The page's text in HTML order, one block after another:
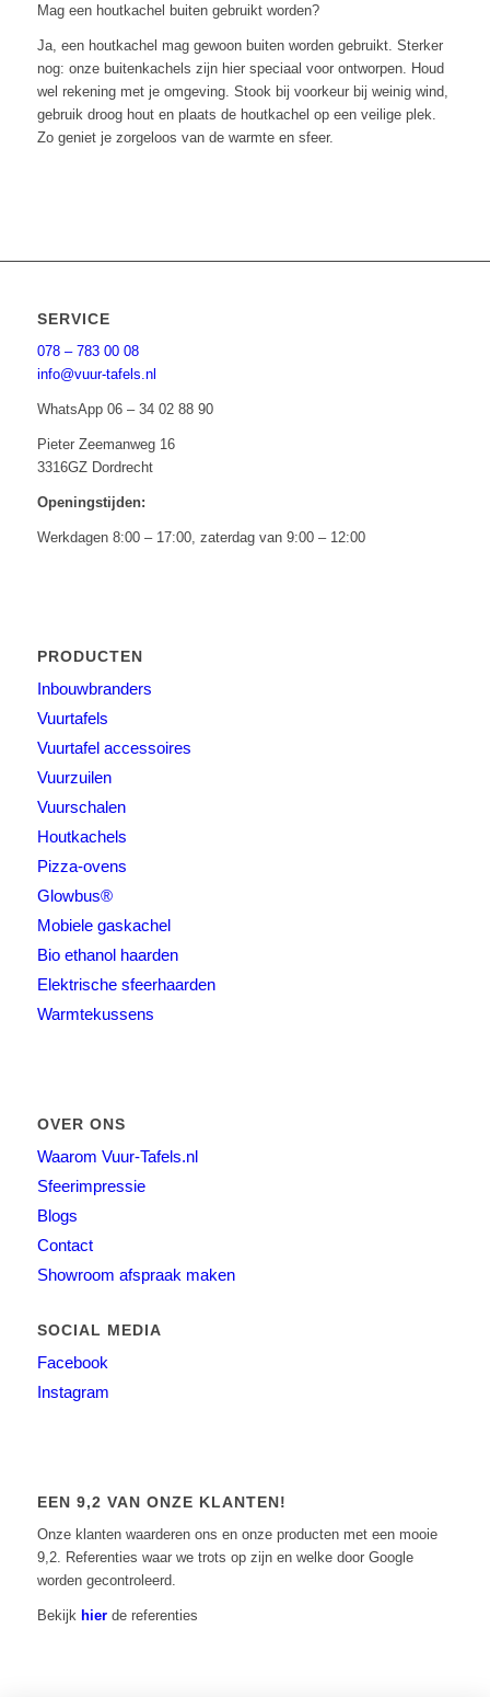
Mag een houtkachel buiten gebruikt worden?
Ja, een houtkachel mag gewoon buiten worden gebruikt. Sterker
nog: onze buitenkachels zijn hier speciaal voor ontworpen. Houd
wel rekening met je omgeving. Stook bij voorkeur bij weinig wind,
gebruik droog hout en plaats de houtkachel op een veilige plek.
Zo geniet je zorgeloos van de warmte en sfeer.
SERVICE
078 – 783 00 08
info@vuur-tafels.nl
WhatsApp 06 – 34 02 88 90
Pieter Zeemanweg 16
3316GZ Dordrecht
Openingstijden:
Werkdagen 8:00 – 17:00, zaterdag van 9:00 – 12:00
PRODUCTEN
Inbouwbranders
Vuurtafels
Vuurtafel accessoires
Vuurzuilen
Vuurschalen
Houtkachels
Pizza-ovens
Glowbus®
Mobiele gaskachel
Bio ethanol haarden
Elektrische sfeerhaarden
Warmtekussens
OVER ONS
Waarom Vuur-Tafels.nl
Sfeerimpressie
Blogs
Contact
Showroom afspraak maken
SOCIAL MEDIA
Facebook
Instagram
EEN 9,2 VAN ONZE KLANTEN!
Onze klanten waarderen ons en onze producten met een mooie
9,2. Referenties waar we trots op zijn en welke door Google
worden gecontroleerd.
Bekijk hierde referenties